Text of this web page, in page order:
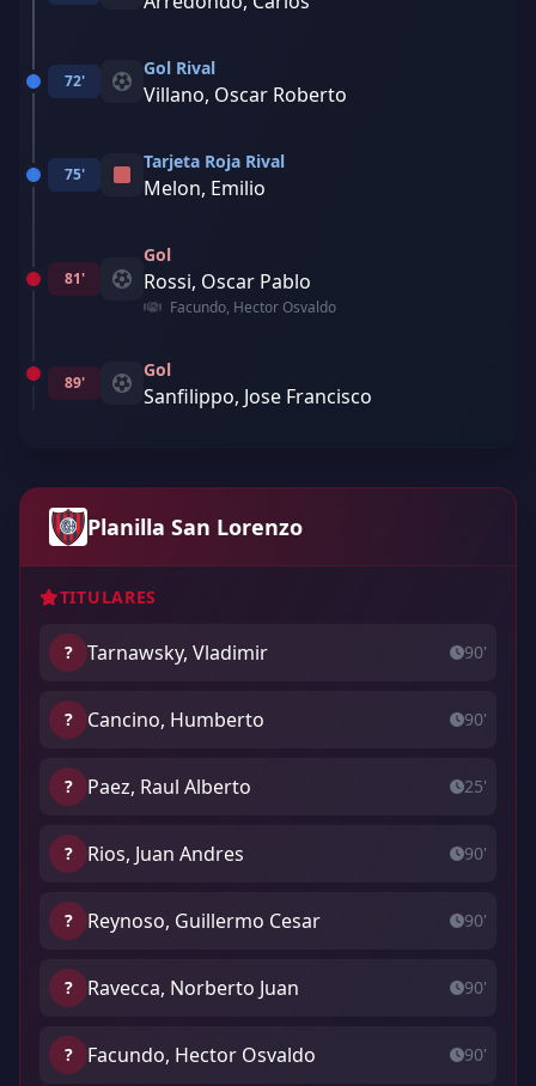
72'
Gol Rival
Villano, Oscar Roberto
75'
Tarjeta Roja Rival
Melon, Emilio
81'
Gol
Rossi, Oscar Pablo
Facundo, Hector Osvaldo
89'
Gol
Sanfilippo, Jose Francisco
Planilla San Lorenzo
TITULARES
? Tarnawsky, Vladimir 90'
? Cancino, Humberto 90'
? Paez, Raul Alberto 25'
? Rios, Juan Andres 90'
? Reynoso, Guillermo Cesar 90'
? Ravecca, Norberto Juan 90'
? Facundo, Hector Osvaldo 90'